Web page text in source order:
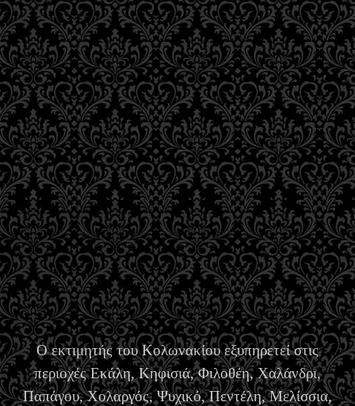
Ο εκτιμητής του Κολωνακίου εξυπηρετεί στις
περιοχές Εκάλη, Κηφισιά, Φιλοθέη, Χαλάνδρι,
Παπάγου, Χολαργός, Ψυχικό, Πεντέλη, Μελίσσια,